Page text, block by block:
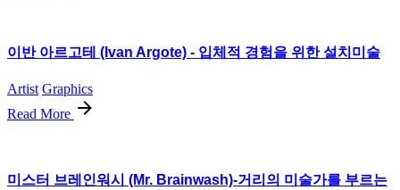
이반 아르고테 (Ivan Argote) - 입체적 경험을 위한 설치미술
Artist Graphics
Read More
미스터 브레인워시 (Mr. Brainwash)-거리의 미술가를 부르는